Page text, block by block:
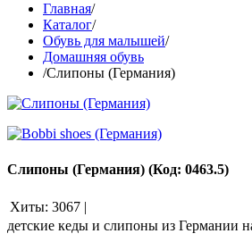
Главная/
Каталог/
Обувь для малышей/
Домашняя обувь
/Слипоны (Германия)
Слипоны (Германия) (Код: 0463.5)
Хиты: 3067 |
детские кеды и слипоны из Германии